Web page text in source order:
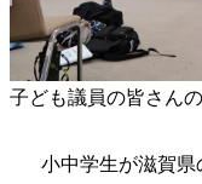
子ども議員の皆さん
小中学生が滋賀県